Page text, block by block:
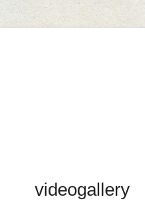
videogallery